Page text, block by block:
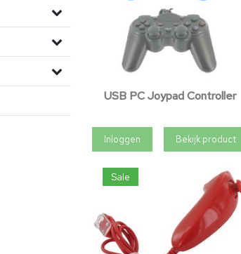
USB PC Joypad Controller
Inloggen Bekijk product
Sale